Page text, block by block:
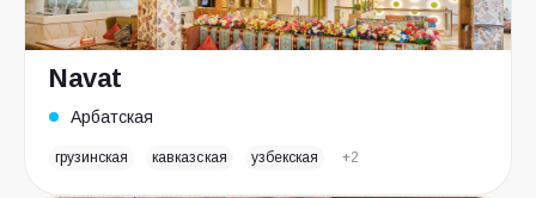
Navat
Арбатская
грузинская кавказская узбекская +2